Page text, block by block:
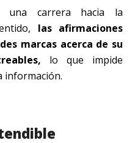
una carrera hacia la
las afirmaciones
marcas acerca de su
lo que impide
información.